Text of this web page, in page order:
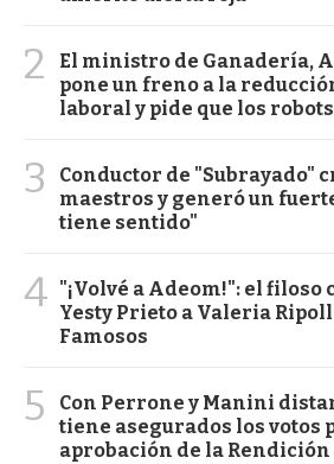
2
El ministro de Ganadería,
pone un freno a la
laboral y pide que los
3
Conductor de "Subrayado"
maestros y generó un
tiene sentido"
4 "¡Volvé a Adeom!": el filoso
Yesty Prieto a Valeria
Famosos
5
Con Perrone y Manini
tiene asegurados los votos
aprobación de la Rendición